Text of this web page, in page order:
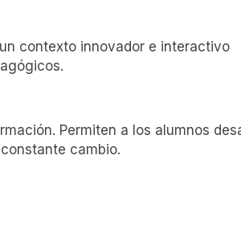
contexto innovador e interactivo
Permiten a los alumnos
cambio.